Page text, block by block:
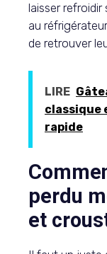
laisser refroidir
au
de retrouver
LIRE
classique
rapide
perdu
et